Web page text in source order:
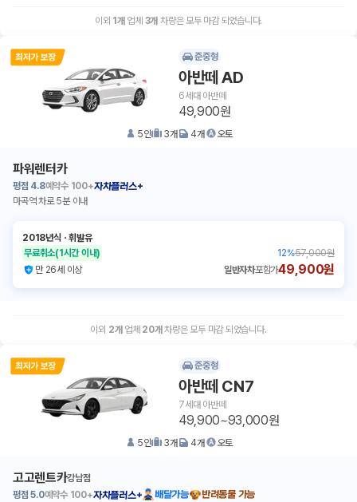
이외 1 개 업체 3개 차량은 모두 마감 되었습니다.
준중형
아반떼 AD
6세대 아반떼
49,900원
5인 3개 4개 오토
파워렌터카
평점 4.8예약수 100+자차플러스+
마곡역 차로 5분 이내
2018년식 ㆍ휘발유
무료취소(1시간 이내) 12%57,000원
만 26세 이상
일반자차포함가49,900원
이외 2개 업체 20개 차량은 모두 마감 되었습니다.
준중형
아반떼 CN7
7세대 아반떼
49,900~93,000원
5인 3개 4개 오토
고고렌트카강남점
평점 5.0예약수 100+자차플러스+ 배달가능
반려동물 가능